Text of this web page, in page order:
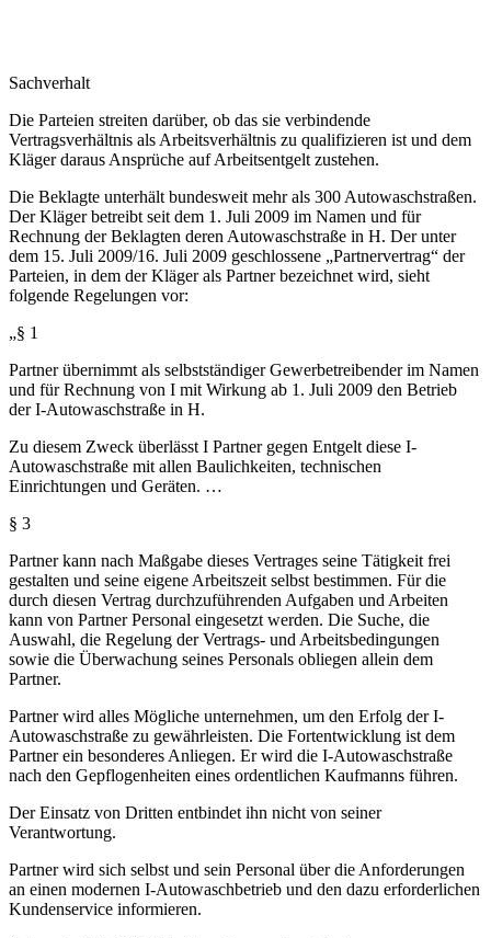
Sachverhalt
Die Parteien streiten darüber, ob das sie verbindende
Vertragsverhältnis als Arbeitsverhältnis zu qualifizieren ist und dem
Kläger daraus Ansprüche auf Arbeitsentgelt zustehen.
Die Beklagte unterhält bundesweit mehr als 300 Autowaschstraßen.
Der Kläger betreibt seit dem 1. Juli 2009 im Namen und für
Rechnung der Beklagten deren Autowaschstraße in H. Der unter
dem 15. Juli 2009/16. Juli 2009 geschlossene „Partnervertrag“ der
Parteien, in dem der Kläger als Partner bezeichnet wird, sieht
folgende Regelungen vor:
„§ 1
Partner übernimmt als selbstständiger Gewerbetreibender im Namen
und für Rechnung von I mit Wirkung ab 1. Juli 2009 den Betrieb
der I-Autowaschstraße in H.
Zu diesem Zweck überlässt I Partner gegen Entgelt diese I-
Autowaschstraße mit allen Baulichkeiten, technischen
Einrichtungen und Geräten. …
§ 3
Partner kann nach Maßgabe dieses Vertrages seine Tätigkeit frei
gestalten und seine eigene Arbeitszeit selbst bestimmen. Für die
durch diesen Vertrag durchzuführenden Aufgaben und Arbeiten
kann von Partner Personal eingesetzt werden. Die Suche, die
Auswahl, die Regelung der Vertrags- und Arbeitsbedingungen
sowie die Überwachung seines Personals obliegen allein dem
Partner.
Partner wird alles Mögliche unternehmen, um den Erfolg der I-
Autowaschstraße zu gewährleisten. Die Fortentwicklung ist dem
Partner ein besonderes Anliegen. Er wird die I-Autowaschstraße
nach den Gepflogenheiten eines ordentlichen Kaufmanns führen.
Der Einsatz von Dritten entbindet ihn nicht von seiner
Verantwortung.
Partner wird sich selbst und sein Personal über die Anforderungen
an einen modernen I-Autowaschbetrieb und den dazu erforderlichen
Kundenservice informieren.